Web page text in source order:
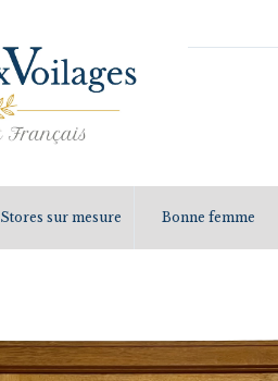
Stores sur mesure Bonne femme